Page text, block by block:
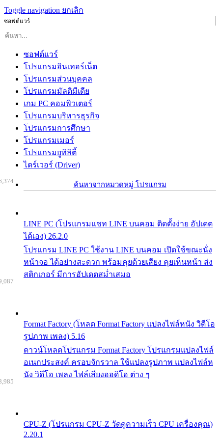
Toggle navigation ยกเลิก
ซอฟต์แวร์
ซอฟต์แวร์
โปรแกรมอินเทอร์เน็ต
โปรแกรมส่วนบุคคล
โปรแกรมมัลติมีเดีย
เกม PC คอมพิวเตอร์
โปรแกรมบริหารธุรกิจ
โปรแกรมการศึกษา
โปรแกรมเมอร์
โปรแกรมยูทิลิตี้
ไดร์เวอร์ (Driver)
ค้นหาจากหมวดหมู่ โปรแกรม
LINE PC (โปรแกรมแชท LINE บนคอม ติดตั้งง่าย อัปเดต
ได้เอง) 26.2.0
โปรแกรม LINE PC ใช้งาน LINE บนคอม เปิดใช้ขณะนั่ง
หน้าจอ ได้อย่างสะดวก พร้อมคุยด้วยเสียง คุยเห็นหน้า ส่ง
สติกเกอร์ มีการอัปเดตสม่ำเสมอ
Format Factory (โหลด Format Factory แปลงไฟล์หนัง วิดีโอ
รูปภาพ เพลง) 5.16
ดาวน์โหลดโปรแกรม Format Factory โปรแกรมแปลงไฟล์
อเนกประสงค์ ครอบจักรวาล ใช้แปลงรูปภาพ แปลงไฟล์ห
นัง วิดีโอ เพลง ไฟล์เสียงออดิโอ ต่าง ๆ
CPU-Z (โปรแกรม CPU-Z วัดดูความเร็ว CPU เครื่องคุณ)
2.20.1